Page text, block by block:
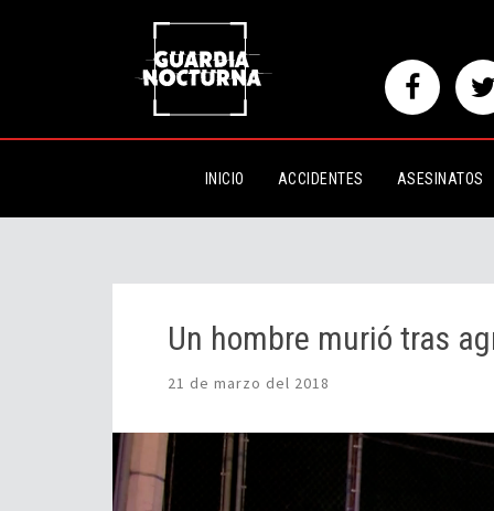
INICIO ACCIDENTES ASESINATOS
Un hombre murió tras
Un hombre murió tras
21 de marzo del 2018